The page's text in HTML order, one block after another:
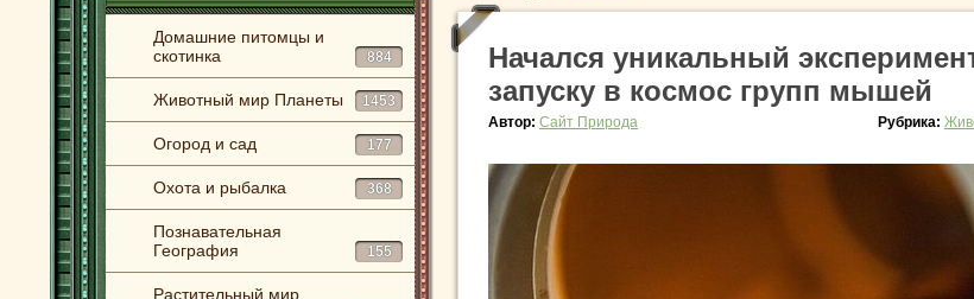
Домашние питомцы и
скотинка
884
Животный мир Планеты 1453
Огород и сад 177
Охота и рыбалка 368
Познавательная
География
155
Растительный мир
Начался уникальный
запуску в космос групп мышей
Автор: Сайт Природа Рубрика: